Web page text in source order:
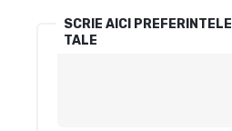
SCRIE AICI PREFERINTELE
TALE